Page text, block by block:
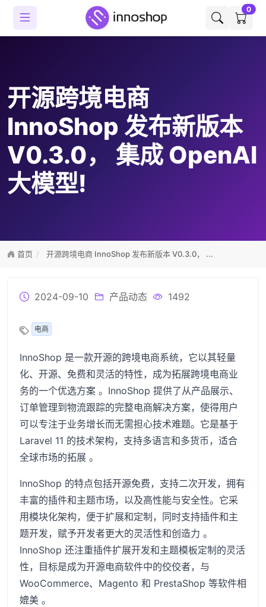
0
开源跨境电商
InnoShop 发布新版本
V0.3.0， 集成 OpenAI
大模型!
首页 开源跨境电商 InnoShop 发布新版本 V0.3.0， ...
2024-09-10 产品动态 1492
电商
InnoShop 是一款开源的跨境电商系统，它以其轻量
化、开源、免费和灵活的特性，成为拓展跨境电商业
务的一个优选方案 。InnoShop 提供了从产品展示、
订单管理到物流跟踪的完整电商解决方案，使得用户
可以专注于业务增长而无需担心技术难题。它是基于
Laravel 11 的技术架构，支持多语言和多货币，适合
全球市场的拓展 。
InnoShop 的特点包括开源免费，支持二次开发，拥有
丰富的插件和主题市场，以及高性能与安全性。它采
用模块化架构，便于扩展和定制，同时支持插件和主
题开发，赋予开发者更大的灵活性和创造力 。
InnoShop 还注重插件扩展开发和主题模板定制的灵活
性，目标是成为开源电商软件中的佼佼者，与
WooCommerce、Magento 和 PrestaShop 等软件相
媲美 。